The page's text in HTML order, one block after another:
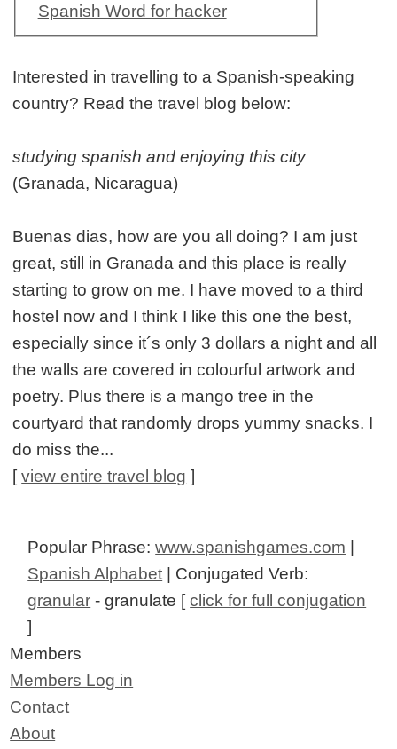
Spanish Word for hacker
Interested in travelling to a Spanish-speaking
country? Read the travel blog below:
studying spanish and enjoying this city
(Granada, Nicaragua)
Buenas dias, how are you all doing? I am just
great, still in Granada and this place is really
starting to grow on me. I have moved to a third
hostel now and I think I like this one the best,
especially since it´s only 3 dollars a night and all
the walls are covered in colourful artwork and
poetry. Plus there is a mango tree in the
courtyard that randomly drops yummy snacks. I
do miss the...
[view entire travel blog ]
Popular Phrase:www.spanishgames.com |
Spanish Alphabet | Conjugated Verb:
granular - granulate [click for full conjugation
]
Members
Members Log in
Contact
About